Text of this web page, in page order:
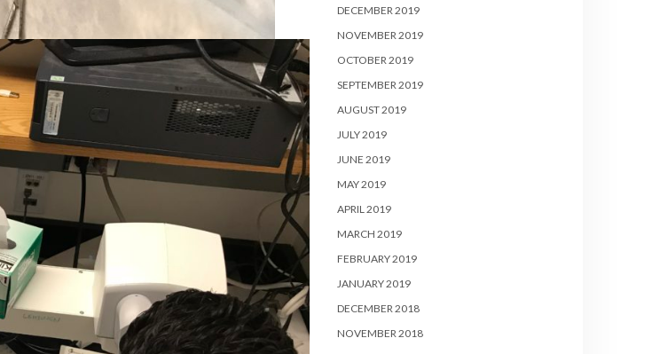
DECEMBER 2019
NOVEMBER 2019
OCTOBER 2019
SEPTEMBER 2019
AUGUST 2019
JULY 2019
JUNE 2019
MAY 2019
APRIL 2019
MARCH 2019
FEBRUARY 2019
JANUARY 2019
DECEMBER 2018
NOVEMBER 2018